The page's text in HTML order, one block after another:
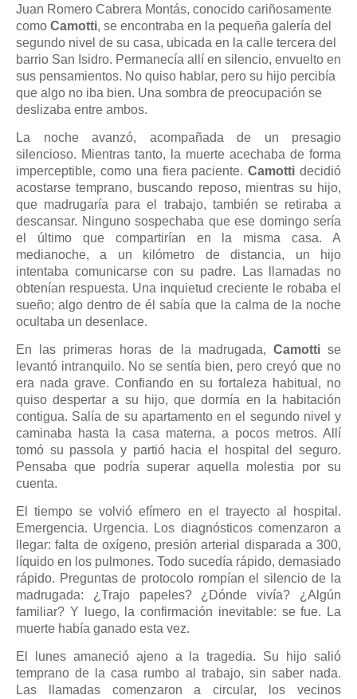
Juan Romero Cabrera Montás, conocido cariñosamente
como Camotti, se encontraba en la pequeña galería del
segundo nivel de su casa, ubicada en la calle tercera del
barrio San Isidro. Permanecía allí en silencio, envuelto en
sus pensamientos. No quiso hablar, pero su hijo percibía
que algo no iba bien. Una sombra de preocupación se
deslizaba entre ambos.
La noche avanzó, acompañada de un presagio
silencioso. Mientras tanto, la muerte acechaba de forma
imperceptible, como una fiera paciente.Camotti decidió
acostarse temprano, buscando reposo, mientras su hijo,
que madrugaría para el trabajo, también se retiraba a
descansar. Ninguno sospechaba que ese domingo sería
el último que compartirían en la misma casa. A
medianoche, a un kilómetro de distancia, un hijo
intentaba comunicarse con su padre. Las llamadas no
obtenían respuesta. Una inquietud creciente le robaba el
sueño; algo dentro de él sabía que la calma de la noche
ocultaba un desenlace.
En las primeras horas de la madrugada, Camottise
levantó intranquilo. No se sentía bien, pero creyó que no
era nada grave. Confiando en su fortaleza habitual, no
quiso despertar a su hijo, que dormía en la habitación
contigua. Salía de su apartamento en el segundo nivel y
caminaba hasta la casa materna, a pocos metros. Allí
tomó su passola y partió hacia el hospital del seguro.
Pensaba que podría superar aquella molestia por su
cuenta.
El tiempo se volvió efímero en el trayecto al hospital.
Emergencia. Urgencia. Los diagnósticos comenzaron a
llegar: falta de oxígeno, presión arterial disparada a 300,
líquido en los pulmones. Todo sucedía rápido, demasiado
rápido. Preguntas de protocolo rompían el silencio de la
madrugada: ¿Trajo papeles? ¿Dónde vivía? ¿Algún
familiar? Y luego, la confirmación inevitable: se fue. La
muerte había ganado esta vez.
El lunes amaneció ajeno a la tragedia. Su hijo salió
temprano de la casa rumbo al trabajo, sin saber nada.
Las llamadas comenzaron a circular, los vecinos